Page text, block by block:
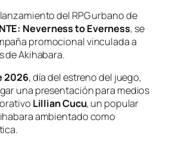
del RPG urbano de
NTE: Neverness to Everness, se
promocional vinculada a
Akihabara.
2026, día del estreno del juego,
una presentación para medios
Lillian Cucu, un popular
ambientado como